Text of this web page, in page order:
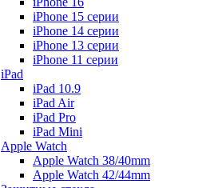
iPhone 15 серии
iPhone 14 серии
iPhone 13 серии
iPhone 11 серии
iPad
iPad 10.9
iPad Air
iPad Pro
iPad Mini
Apple Watch
Apple Watch 38/40mm
Apple Watch 42/44mm